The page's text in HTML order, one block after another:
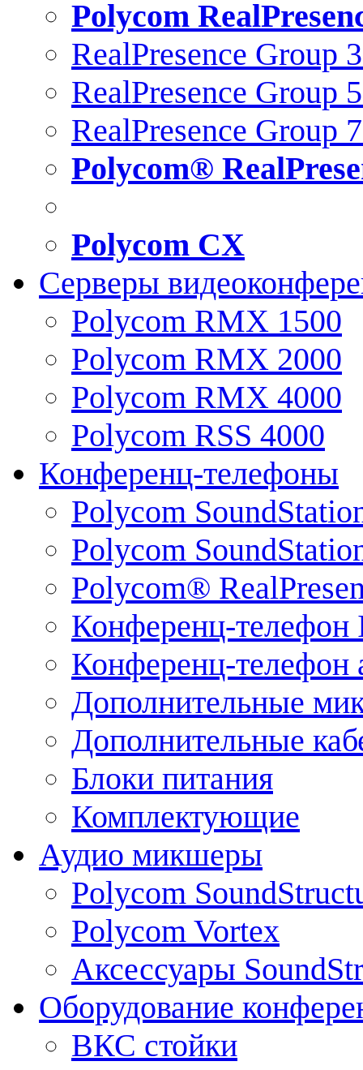
Polycom
RealPresence Group
RealPresence Group
RealPresence Group
Polycom®
Polycom CX
Серверы
Polycom RMX 1500
Polycom RMX 2000
Polycom RMX 4000
Polycom RSS 4000
Конференц-телефоны
Polycom
Polycom
Polycom®
Конференц-телефон
Конференц-телефон
Дополнительные
Дополнительные
Блоки питания
Комплектующие
Аудио микшеры
Polycom
Polycom Vortex
Аксессуары
Оборудование
ВКС стойки